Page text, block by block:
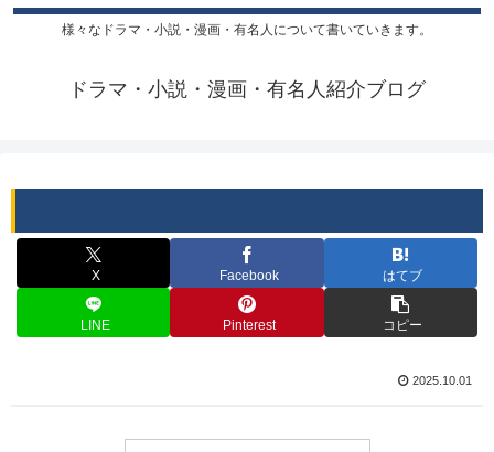
様々なドラマ・小説・漫画・有名人について書いていきます。
ドラマ・小説・漫画・有名人紹介ブログ
X Facebook はてブ
LINE Pinterest コピー
2025.10.01